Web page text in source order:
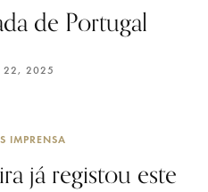
de Portugal
22, 2025
IMPRENSA
já registou este